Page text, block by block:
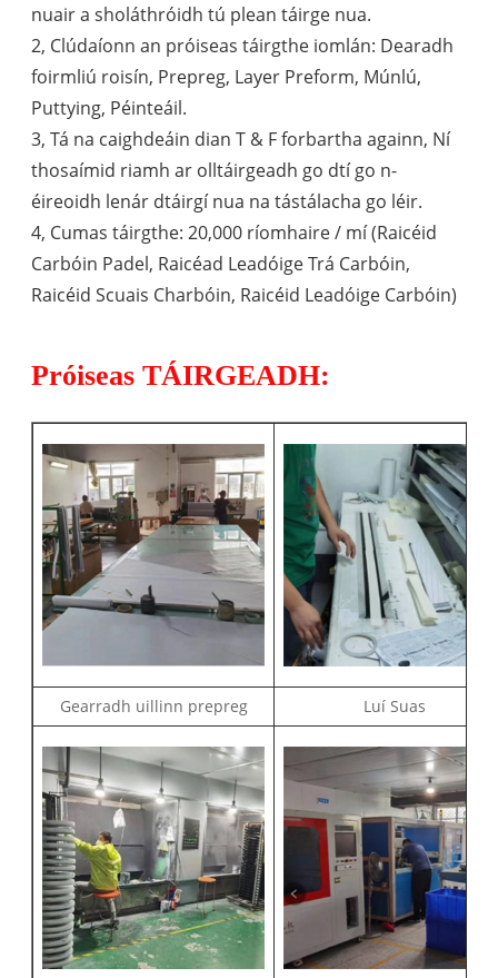
nuair a sholáthróidh tú plean táirge nua.
2, Clúdaíonn an próiseas táirgthe iomlán: Dearadh
foirmliú roisín, Prepreg, Layer Preform, Múnlú,
Puttying, Péinteáil.
3, Tá na caighdeáin dian T & F forbartha againn, Ní
thosaímid riamh ar olltáirgeadh go dtí go n-
éireoidh lenár dtáirgí nua na tástálacha go léir.
4, Cumas táirgthe: 20,000 ríomhaire / mí (Raicéid
Carbóin Padel, Raicéad Leadóige Trá Carbóin,
Raicéid Scuais Charbóin, Raicéid Leadóige Carbóin)
Próiseas TÁIRGEADH:
Gearradh uillinn prepreg Luí Suas